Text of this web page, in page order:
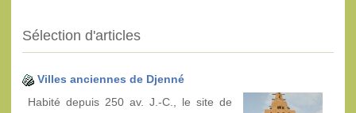
Sélection d'articles
Villes anciennes de Djenné
Habité depuis 250 av. J.-C., le site de